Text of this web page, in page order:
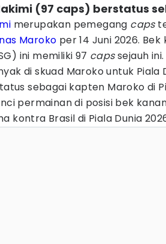
(97 caps) berstatus
merupakan pemegang caps
Maroko per 14 Juni 2026.
ini memiliki 97 capssejauh
di skuad Maroko untuk Piala
sebagai kapten Maroko di
permainan di posisi bek
kontra Brasil di Piala Dunia